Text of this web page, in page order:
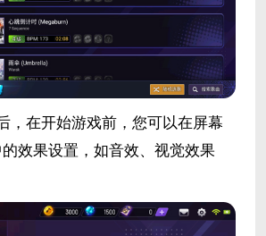
，在开始游戏前，您可以在屏幕
效果设置，如音效、视觉效果